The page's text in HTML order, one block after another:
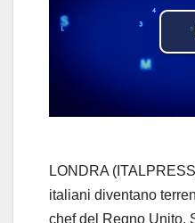
LONDRA
italiani diventano
chef del Regno Unito.